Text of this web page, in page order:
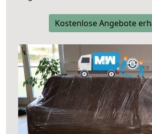
Kostenlose Angebote